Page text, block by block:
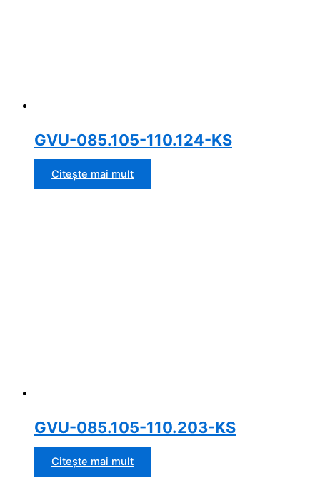
GVU-085.105-110.124-KS
Citește mai mult
GVU-085.105-110.203-KS
Citește mai mult